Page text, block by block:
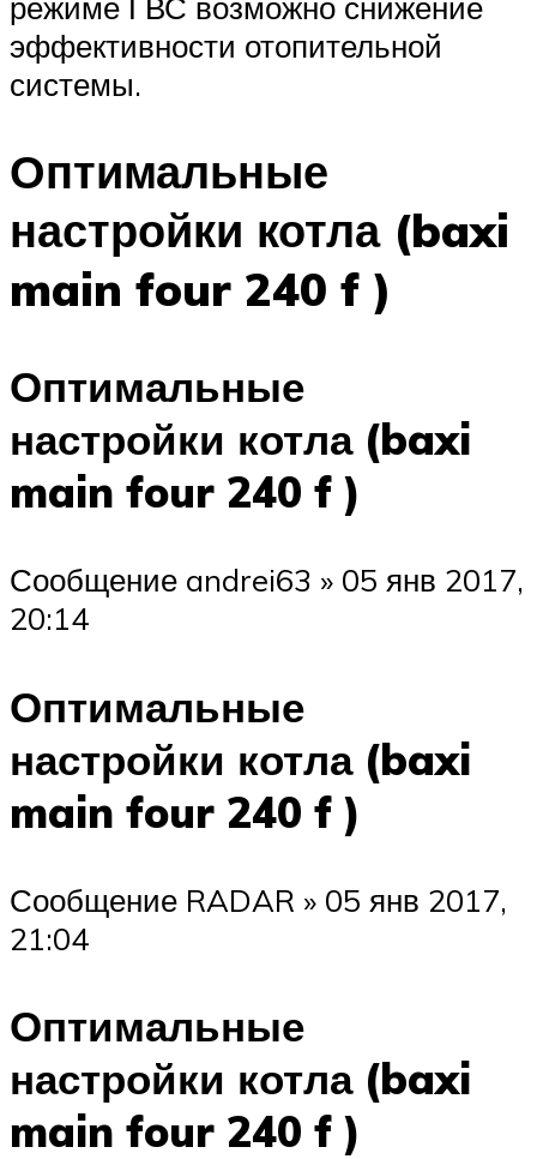
эффективности отопительной
системы.
Оптимальные
настройки котла (baxi
main four 240 f )
Оптимальные
настройки котла (baxi
main four 240 f )
Сообщение andrei63 » 05 янв 2017,
20:14
Оптимальные
настройки котла (baxi
main four 240 f )
Сообщение RADAR » 05 янв 2017,
21:04
Оптимальные
настройки котла (baxi
main four 240 f )